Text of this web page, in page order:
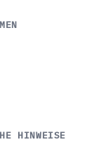
HINWEISE